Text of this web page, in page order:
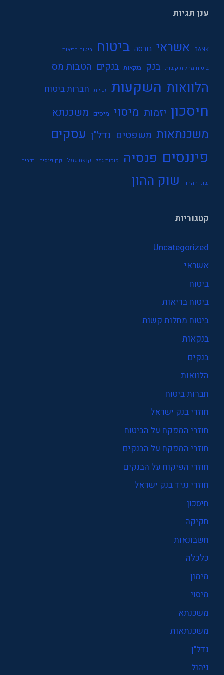
ענן תגיות
BANK אשראי בורסה ביטוח ביטוח בריאות
ביטוח מחלות קשות בנק בנקאות בנקים הטבות מס
הלוואות השקעות זכויות חברות ביטוח
חיסכון יזמות מיסוי מיסים משכנתא
משכנתאות משפטים נדל"ן עסקים
פיננסים פנסיה קופות גמל קופת גמל קרן פנסיה רכבים
שוק הההון שוק ההון
קטגוריות
Uncategorized
אשראי
ביטוח
ביטוח בריאות
ביטוח מחלות קשות
בנקאות
בנקים
הלוואות
חברות ביטוח
חוזרי בנק ישראל
חוזרי המפקח על הביטוח
חוזרי המפקח על הבנקים
חוזרי הפיקוח על הבנקים
חוזרי נגיד בנק ישראל
חיסכון
חקיקה
חשבונאות
כלכלה
מימון
מיסוי
משכנתא
משכנתאות
נדל"ן
ניהול